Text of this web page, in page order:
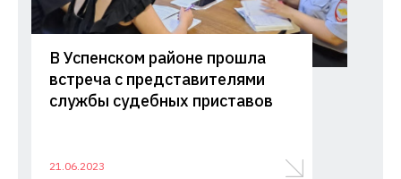
В Успенском районе прошла
встреча с представителями
службы судебных приставов
21.06.2023